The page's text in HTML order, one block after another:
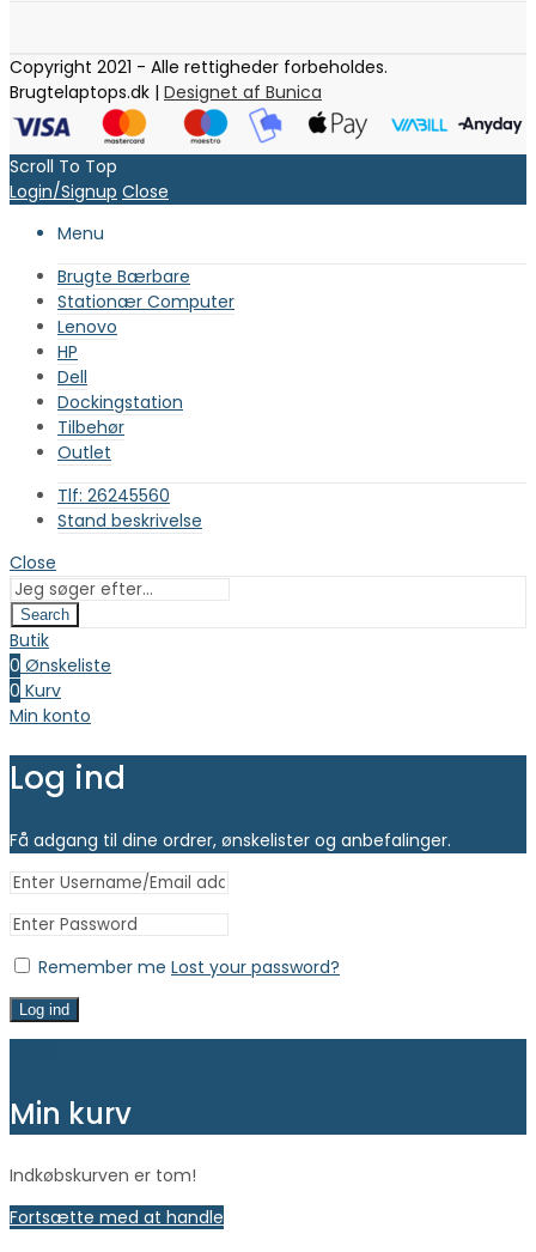
Copyright 2021 - Alle rettigheder forbeholdes.
Brugtelaptops.dk | Designet af Bunica
Scroll To Top
Login/Signup Close
Menu
Brugte Bærbare
Stationær Computer
Lenovo
HP
Dell
Dockingstation
Tilbehør
Outlet
Tlf: 26245560
Stand beskrivelse
Close
Search
Butik
0 Ønskeliste
0 Kurv
Min konto
Log ind
Få adgang til dine ordrer, ønskelister og anbefalinger.
Remember me Lost your password?
Log ind
Min kurv
Indkøbskurven er tom!
Fortsætte med at handle